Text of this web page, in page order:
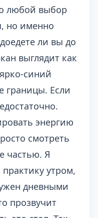
любой выбор
но именно
ли вы до
выглядит как
синий
границы. Если
энергию
смотреть
частью. Я
утром,
дневными
прозвучит